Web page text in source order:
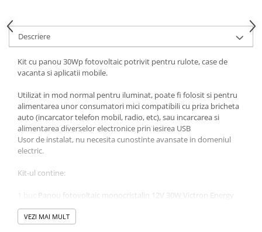
Baterii si acumulatori AGM VRLA
de 6-12 V
Acumulatori Moto, ATV
GEL
AGM
Li-Ion
SLA AGM (Sealed Lead Acid)
Deep Cycle - Tractiune/Semi-
Tractiune
Marine & Caravan
Pachete acumulatori VRLA
Sisteme de management (BMS)
Descriere
Kit cu panou 30Wp fotovoltaic potrivit pentru rulote, case de
vacanta si aplicatii mobile.
Utilizat in mod normal pentru iluminat, poate fi folosit si pentru
alimentarea unor consumatori mici compatibili cu priza bricheta
auto (incarcator telefon mobil, radio, etc), sau incarcarea si
alimentarea diverselor electronice prin iesirea USB
Usor de instalat, nu necesita cunostinte avansate in domeniul
electric.
Kit-ul contine:
Panou fotovoltaic monocristalin 12V 30W Victron Energy
1 buc Controller Solar Victron Energy PWM LCD&USB 10A
VEZI MAI MULT